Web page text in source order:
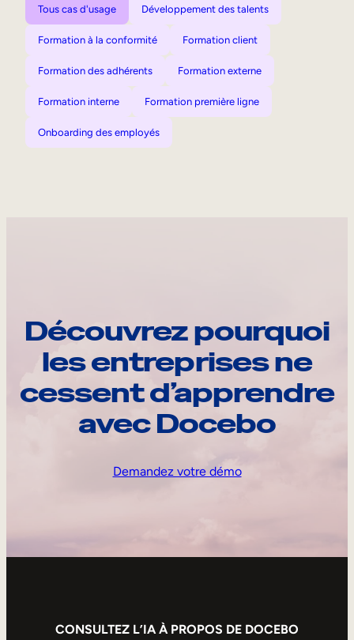
Tous cas d'usage Développement des talents
Formation à la conformité Formation client
Formation des adhérents Formation externe
Formation interne Formation première ligne
Onboarding des employés
Découvrez pourquoi
les entreprises ne
cessent d’apprendre
avec Docebo
Demandez votre démo
CONSULTEZ L’IA À PROPOS DE DOCEBO